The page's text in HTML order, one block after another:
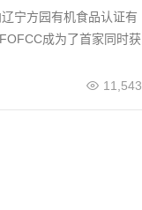
宁方园有机食品认证有
成为了首家同时获
11,543